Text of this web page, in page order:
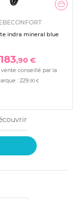
indra mineral blue
183,90 €
vente conseillé par la
:229 ,90 €